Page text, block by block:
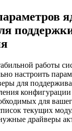
работы
настроить
для
для
текущих
драйверы